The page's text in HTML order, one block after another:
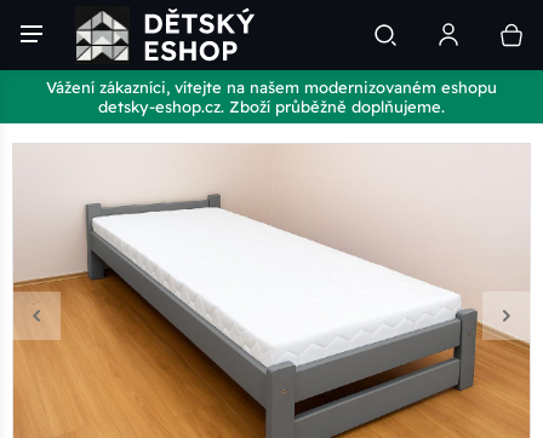
Vážení zákazníci, vítejte na našem modernizovaném eshopu
detsky-eshop.cz. Zboží průběžně doplňujeme.